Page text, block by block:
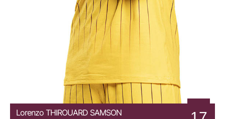
Lorenzo THIROUARD SAMSON